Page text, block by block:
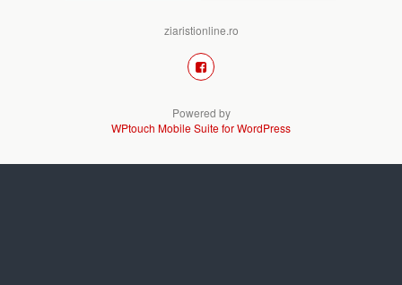
ziaristionline.ro
Powered by
WPtouch Mobile Suite for WordPress